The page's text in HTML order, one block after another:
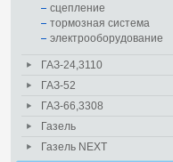
сцепление
тормозная система
электрооборудование
ГАЗ-24,3110
ГАЗ-52
ГАЗ-66,3308
Газель
Газель NEXT